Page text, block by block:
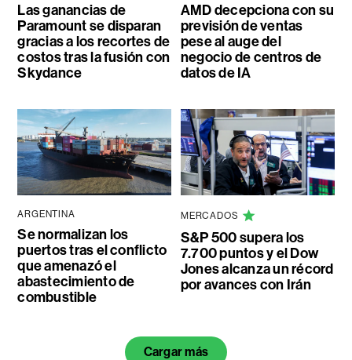
Las ganancias de
Paramount se disparan
gracias a los recortes de
costos tras la fusión con
Skydance
AMD decepciona con su
previsión de ventas
pese al auge del
negocio de centros de
datos de IA
ARGENTINA
Se normalizan los
puertos tras el conflicto
que amenazó el
abastecimiento de
combustible
MERCADOS
S&P 500 supera los
7.700 puntos y el Dow
Jones alcanza un récord
por avances con Irán
Cargar más